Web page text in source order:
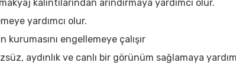
kalıntılarından arındırmaya yardımcı olur.
yardımcı olur.
engellemeye çalışır
aydınlık ve canlı bir görünüm sağlamaya